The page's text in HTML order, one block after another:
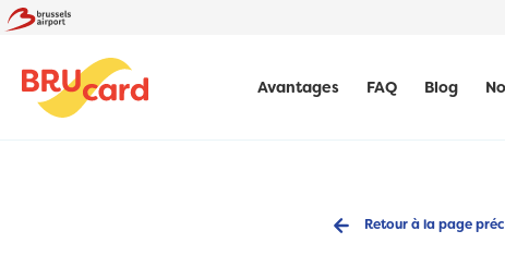
Avantages FAQ Blog
Retour à la page